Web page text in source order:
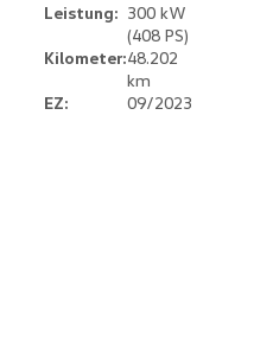
Leistung: 300 kW
(408 PS)
Kilometer:48.202
km
EZ:
09/2023